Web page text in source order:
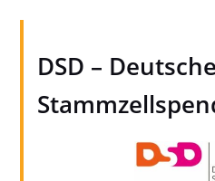
DSD – Deutsche